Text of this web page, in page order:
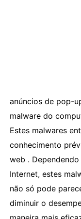
anúncios de pop-
malware do
Estes malwares
conhecimento
web .
Internet, estes
não só pode
diminuir o